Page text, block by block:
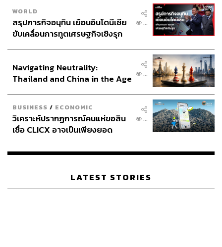
WORLD
สรุปภารกิจอนุทิน เยือนอินโดนีเซีย
ขับเคลื่อนการทูตเศรษฐกิจเชิงรุก
...
Navigating Neutrality:
Thailand and China in the Age
...
BUSINESS / ECONOMIC
วิเคราะห์ปรากฏการณ์คนแห่ขอสิน
เชื่อ CLICX อาจเป็นเพียงยอด
เรือนไทยที่ถูกซุกไว้
...
LATEST STORIES